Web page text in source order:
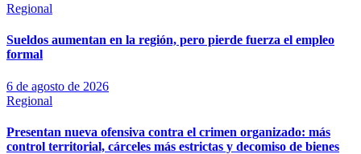
Regional
Sueldos aumentan en la región, pero pierde fuerza el empleo
formal
6 de agosto de 2026
Regional
Presentan nueva ofensiva contra el crimen organizado: más
control territorial, cárceles más estrictas y decomiso de bienes